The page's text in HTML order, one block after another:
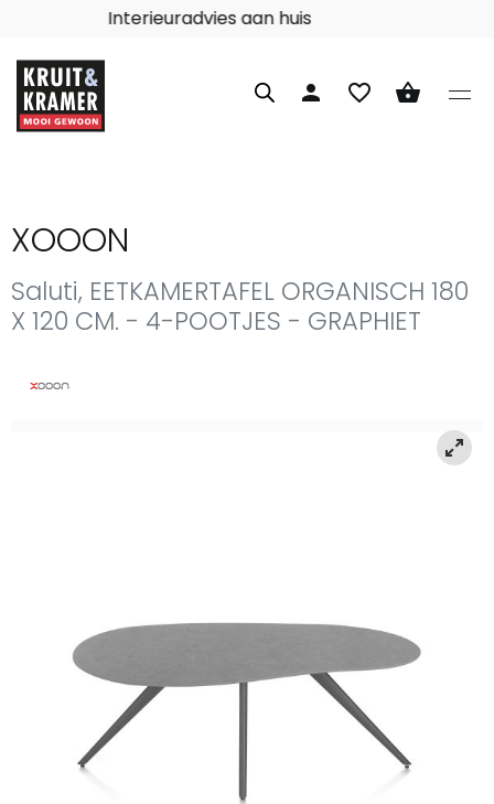
Interieuradvies aan huis
person favorite_border shopping_basket
XOOON
Saluti, EETKAMERTAFEL ORGANISCH 180
X 120 CM. - 4-POOTJES - GRAPHIET